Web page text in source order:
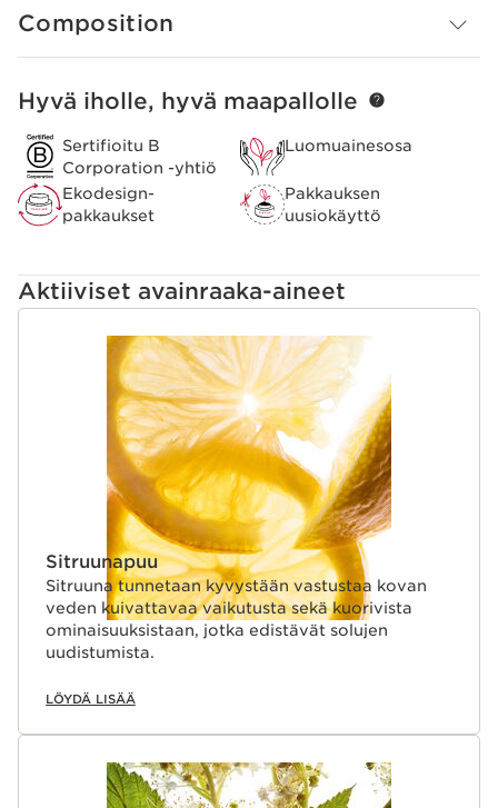
Composition
SIIRRY SISÄLTÖÖN
Hyvä iholle, hyvä maapallolle
Sertifioitu B
Corporation -yhtiö
Luomuainesosa
Ekodesign-
pakkaukset
Pakkauksen
uusiokäyttö
Aktiiviset avainraaka-aineet
SIIRRY SISÄLTÖÖN
Sitruunapuu
Sitruuna tunnetaan kyvystään vastustaa kovan
veden kuivattavaa vaikutusta sekä kuorivista
ominaisuuksistaan, jotka edistävät solujen
uudistumista.
LÖYDÄ LISÄÄ